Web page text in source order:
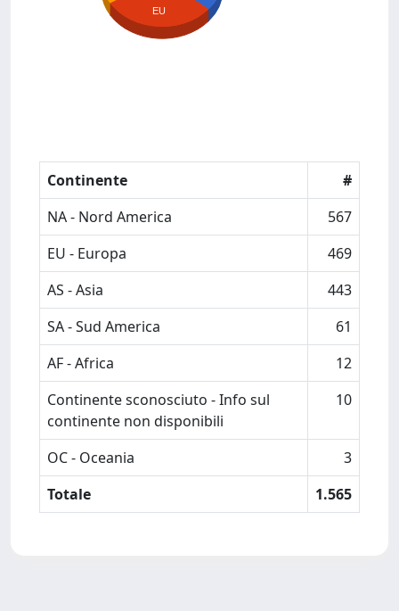
EU
Continente
#
NA - Nord America
567
EU - Europa
469
AS - Asia
443
SA - Sud America
61
AF - Africa
12
Continente sconosciuto - Info sul
continente non disponibili
10
OC - Oceania
3
Totale
1.565